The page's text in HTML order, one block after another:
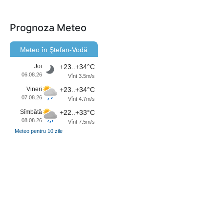
Prognoza Meteo
Meteo în Ştefan-Vodă
Joi
06.08.26
+23..+34°C
Vînt 3.5m/s
Vineri
07.08.26
+23..+34°C
Vînt 4.7m/s
Sîmbătă
08.08.26
+22..+33°C
Vînt 7.5m/s
Meteo pentru 10 zile